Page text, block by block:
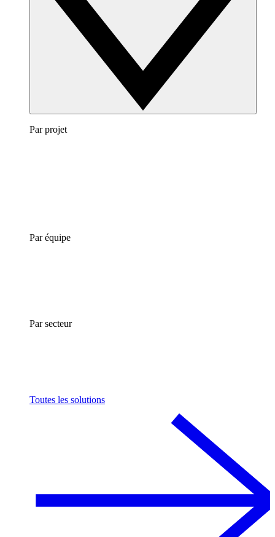
Par projet
Par équipe
Par secteur
Toutes les solutions